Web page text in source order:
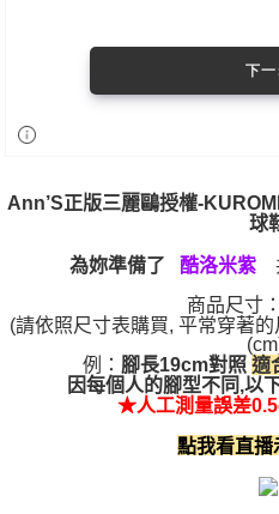
Ann’S正版三麗鷗授權-
球
為妳準備了
酷洛米紫
商品尺寸
(請依照尺寸表購買, 平常穿著
例： 腳長19cm對照 適
因每個人的腳型不同,以
★人工測量誤差
點我看直播